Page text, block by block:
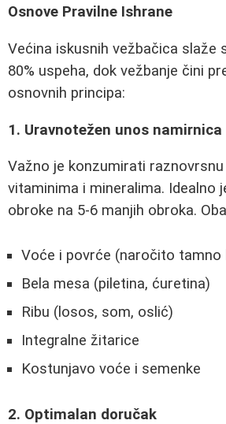
Osnove Pravilne Ishrane
Većina iskusnih vežbačica slaže
80% uspeha, dok vežbanje čini
osnovnih principa:
1. Uravnotežen unos namirnica
Važno je konzumirati
vitaminima i mineralima. Idealno
obroke na 5-6 manjih obroka.
Voće i povrće (naročito tamno
Bela mesa (piletina, ćuretina)
Ribu (losos, som, oslić)
Integralne žitarice
Kostunjavo voće i semenke
2. Optimalan doručak